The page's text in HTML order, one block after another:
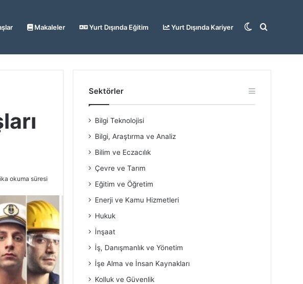
Makaleler Yurt Dışında Eğitim Yurt Dışında Kariyer Arama
Dış
okuma süresi
Sektörler
Bilgi Teknolojisi
Bilgi, Araştırma ve Analiz
Bilim ve Eczacılık
Çevre ve Tarım
Eğitim ve Öğretim
Enerji ve Kamu Hizmetleri
Hukuk
İnşaat
İş, Danışmanlık ve Yönetim
İşe Alma ve İnsan Kaynakları
Kolluk ve Güvenlik